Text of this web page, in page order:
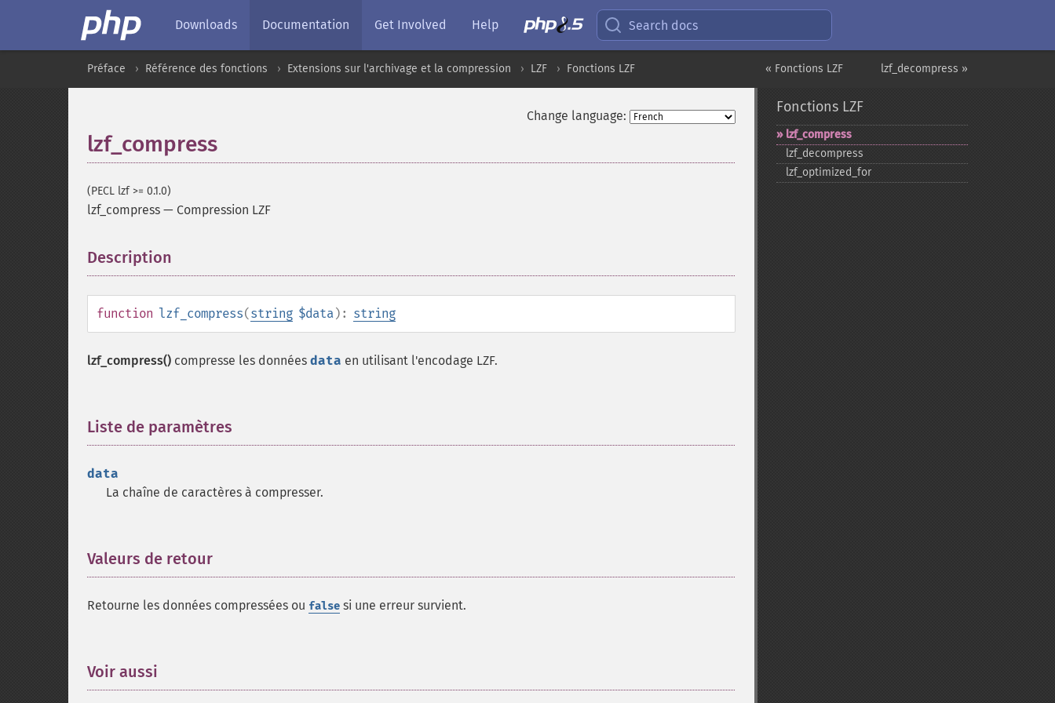
Downloads Documentation Get Involved Help Search docs
lzf_decompress »
« Fonctions LZF
Préface Référence des fonctions Extensions sur l'archivage et la compression LZF Fonctions LZF
Change language:
lzf_compress
(PECL lzf >= 0.1.0)
lzf_compress — Compression LZF
Description
function lzf_compress(string $data): string
lzf_compress() compresse les données data en utilisant l'encodage LZF.
Liste de paramètres
data
La chaîne de caractères à compresser.
Valeurs de retour
Retourne les données compressées ou false si une erreur survient.
Voir aussi
Fonctions LZF
lzf_​compress
lzf_​decompress
lzf_​optimized_​for